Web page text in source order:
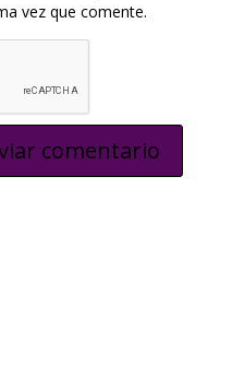
vez que comente.